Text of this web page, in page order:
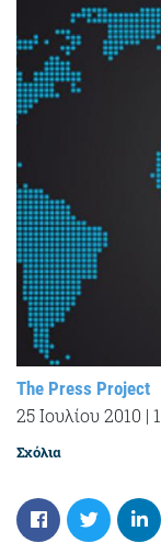
The Press Project
25 Ιουλίου 2010 |
Σχόλια